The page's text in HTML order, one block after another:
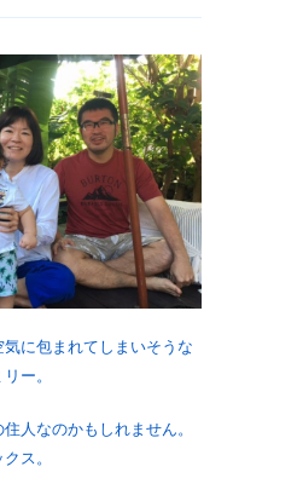
に包まれてしまいそうな
ー。
人なのかもしれません。
ス。